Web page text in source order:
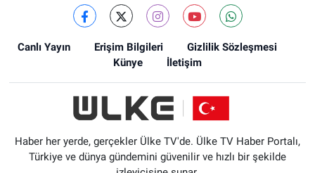
Canlı Yayın Erişim Bilgileri
Gizlilik Sözleşmesi
Künye
İletişim
Haber her yerde, gerçekler Ülke TV'de. Ülke TV Haber Portalı,
Türkiye ve dünya gündemini güvenilir ve hızlı bir şekilde